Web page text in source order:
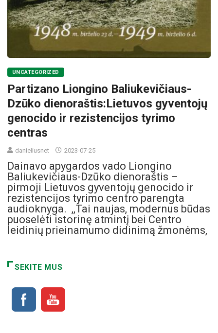
UNCATEGORIZED
Partizano Liongino Baliukevičiaus-
Dzūko dienoraštis:Lietuvos gyventojų
genocido ir rezistencijos tyrimo
centras
danieliusnet 2023-07-25
Dainavo apygardos vado Liongino
Baliukevičiaus-Dzūko dienoraštis –
pirmoji Lietuvos gyventojų genocido ir
rezistencijos tyrimo centro parengta
audioknyga. ,,Tai naujas, modernus būdas
puoselėti istorinę atmintį bei Centro
leidinių prieinamumo didinimą žmonėms,
SEKITE MUS